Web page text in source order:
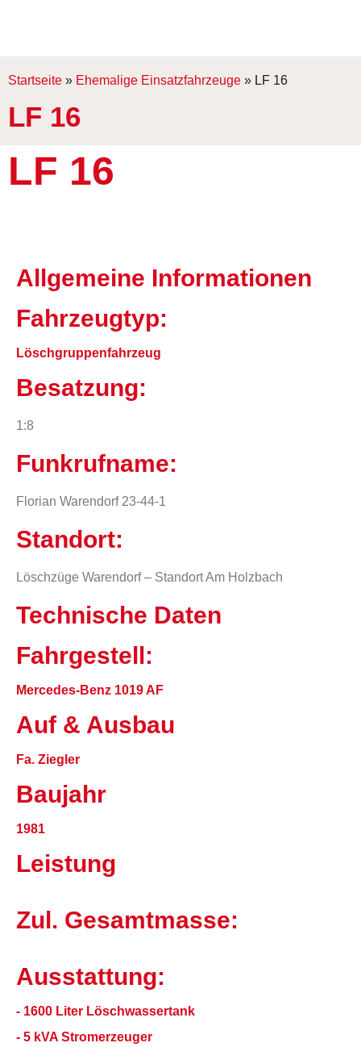
Startseite » Ehemalige Einsatzfahrzeuge » LF 16
LF 16
LF 16
Allgemeine Informationen
Fahrzeugtyp:
Löschgruppenfahrzeug
Besatzung:
1:8
Funkrufname:
Florian Warendorf 23-44-1
Standort:
Löschzüge Warendorf – Standort Am Holzbach
Technische Daten
Fahrgestell:​
Mercedes-Benz 1019 AF
Auf & Ausbau
Fa. Ziegler
Baujahr
1981
Leistung
Zul. Gesamtmasse:
Ausstattung:
- 1600 Liter Löschwassertank
- 5 kVA Stromerzeuger